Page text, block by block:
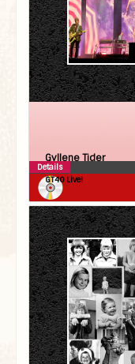
Gyllene Tider
GT40 Live!
Details